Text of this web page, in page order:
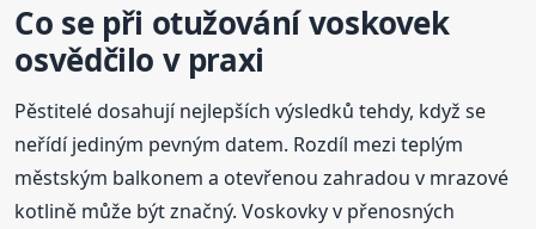
Co se při otužování voskovek
osvědčilo v praxi
Pěstitelé dosahují nejlepších výsledků tehdy, když se
neřídí jediným pevným datem. Rozdíl mezi teplým
městským balkonem a otevřenou zahradou v mrazové
kotlině může být značný. Voskovky v přenosných